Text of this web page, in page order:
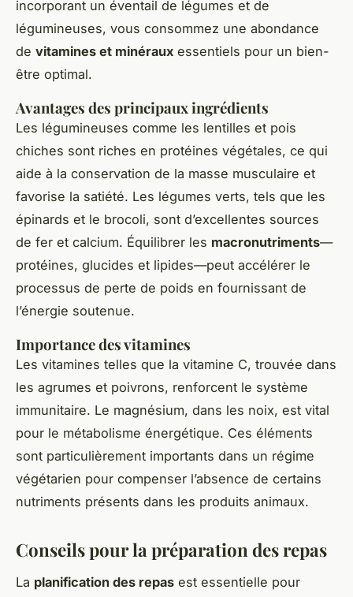
incorporant un éventail de légumes et de
légumineuses, vous consommez une abondance
de vitamines et minéraux essentiels pour un bien-
être optimal.
Avantages des principaux ingrédients
Les légumineuses comme les lentilles et pois
chiches sont riches en protéines végétales, ce qui
aide à la conservation de la masse musculaire et
favorise la satiété. Les légumes verts, tels que les
épinards et le brocoli, sont d’excellentes sources
de fer et calcium. Équilibrer les macronutriments—
protéines, glucides et lipides—peut accélérer le
processus de perte de poids en fournissant de
l’énergie soutenue.
Importance des vitamines
Les vitamines telles que la vitamine C, trouvée dans
les agrumes et poivrons, renforcent le système
immunitaire. Le magnésium, dans les noix, est vital
pour le métabolisme énergétique. Ces éléments
sont particulièrement importants dans un régime
végétarien pour compenser l’absence de certains
nutriments présents dans les produits animaux.
Conseils pour la préparation des repas
La planification des repas est essentielle pour